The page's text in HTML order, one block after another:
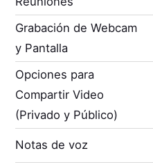
Grabación de Webcam
y Pantalla
Opciones para
Compartir Video
(Privado y Público)
Notas de voz